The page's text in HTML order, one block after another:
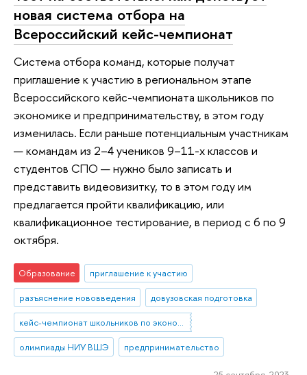
новая система отбора на
Всероссийский кейс-чемпионат
Система отбора команд, которые получат
приглашение к участию в региональном этапе
Всероссийского кейс-чемпионата школьников по
экономике и предпринимательству, в этом году
изменилась. Если раньше потенциальным участникам
— командам из 2–4 учеников 9–11-х классов и
студентов СПО — нужно было записать и
представить видеовизитку, то в этом году им
предлагается пройти квалификацию, или
квалификационное тестирование, в период с 6 по 9
октября.
Образование
приглашение к участию
разъяснение нововведения
довузовская подготовка
кейс-чемпионат школьников по экономике и предпринимательству
олимпиады НИУ ВШЭ
предпринимательство